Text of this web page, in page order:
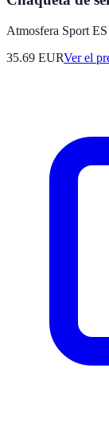
Atmosfera Sport ES
35.69 EURVer el